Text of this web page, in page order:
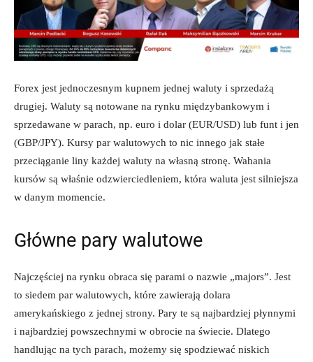
Forex jest jednoczesnym kupnem jednej waluty i sprzedażą
drugiej. Waluty są notowane na rynku międzybankowym i
sprzedawane w parach, np. euro i dolar (EUR/USD) lub funt i jen
(GBP/JPY). Kursy par walutowych to nic innego jak stałe
przeciąganie liny każdej waluty na własną stronę. Wahania
kursów są właśnie odzwierciedleniem, która waluta jest silniejsza
w danym momencie.
Główne pary walutowe
Najczęściej na rynku obraca się parami o nazwie „majors”. Jest
to siedem par walutowych, które zawierają dolara
amerykańskiego z jednej strony. Pary te są najbardziej płynnymi
i najbardziej powszechnymi w obrocie na świecie. Dlatego
handlując na tych parach, możemy się spodziewać niskich